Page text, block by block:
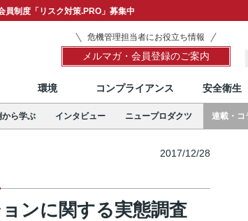
員制度「リスク対策.PRO」募集中
危機管理担当者にお役立ち情報
メルマガ・会員登録のご案内
環境 コンプライアンス 安全衛生
から学ぶ インタビュー ニュープロダクツ 連載・コ
2017/12/28
ンに関する実態調査